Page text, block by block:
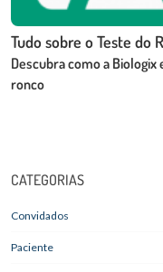
Tudo sobre o Teste do
Descubra como a
ronco
CATEGORIAS
Convidados
Paciente